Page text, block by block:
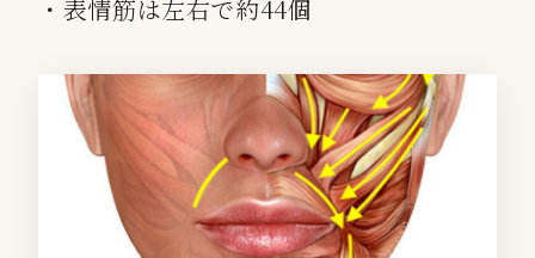
・表情筋は左右で約44個